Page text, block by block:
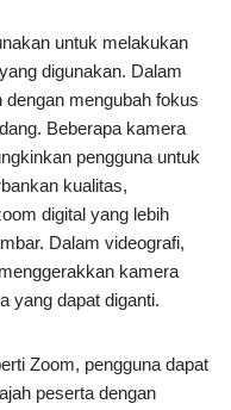
untuk melakukan
digunakan. Dalam
mengubah fokus
Beberapa kamera
pengguna untuk
kualitas,
digital yang lebih
Dalam videografi,
kamera
yang dapat diganti.
Zoom, pengguna dapat
peserta dengan